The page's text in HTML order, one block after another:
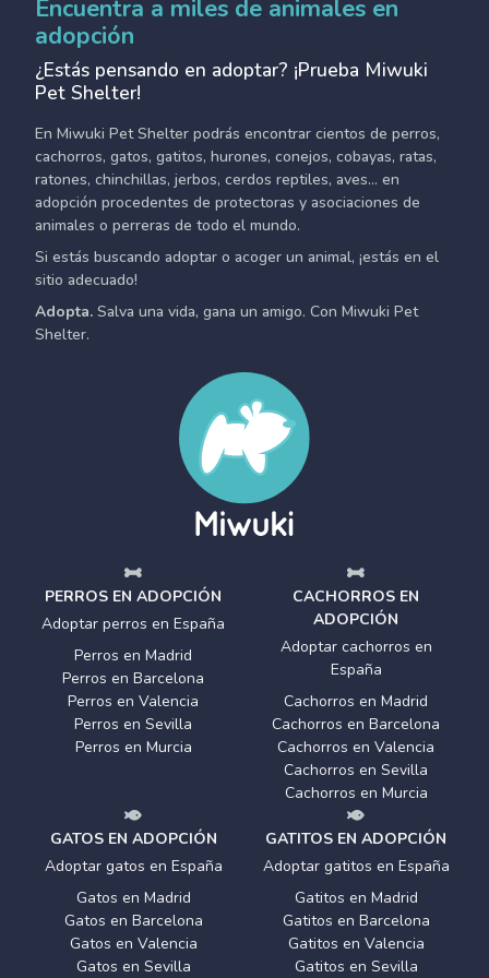
Encuentra a miles de animales en
adopción
¿Estás pensando en adoptar? ¡Prueba Miwuki
Pet Shelter!
En Miwuki Pet Shelter podrás encontrar cientos de perros,
cachorros, gatos, gatitos, hurones, conejos, cobayas, ratas,
ratones, chinchillas, jerbos, cerdos reptiles, aves... en
adopción procedentes de protectoras y asociaciones de
animales o perreras de todo el mundo.
Si estás buscando adoptar o acoger un animal, ¡estás en el
sitio adecuado!
Adopta. Salva una vida, gana un amigo. Con Miwuki Pet
Shelter.
PERROS EN ADOPCIÓN
Adoptar perros en España
Perros en Madrid
Perros en Barcelona
Perros en Valencia
Perros en Sevilla
Perros en Murcia
CACHORROS EN
ADOPCIÓN
Adoptar cachorros en
España
Cachorros en Madrid
Cachorros en Barcelona
Cachorros en Valencia
Cachorros en Sevilla
Cachorros en Murcia
GATOS EN ADOPCIÓN
Adoptar gatos en España
Gatos en Madrid
Gatos en Barcelona
Gatos en Valencia
Gatos en Sevilla
GATITOS EN ADOPCIÓN
Adoptar gatitos en España
Gatitos en Madrid
Gatitos en Barcelona
Gatitos en Valencia
Gatitos en Sevilla